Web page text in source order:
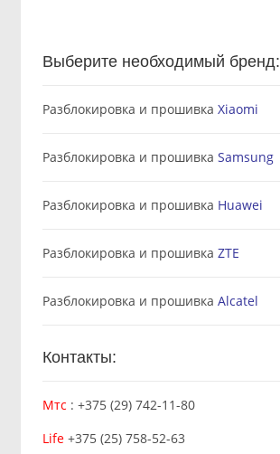
Выберите необходимый бренд:
Разблокировка и прошивка Xiaomi
Разблокировка и прошивка Samsung
Разблокировка и прошивка Huawei
Разблокировка и прошивка ZTE
Разблокировка и прошивка Alcatel
Контакты:
Мтс : +375 (29) 742-11-80
Life+375 (25) 758-52-63